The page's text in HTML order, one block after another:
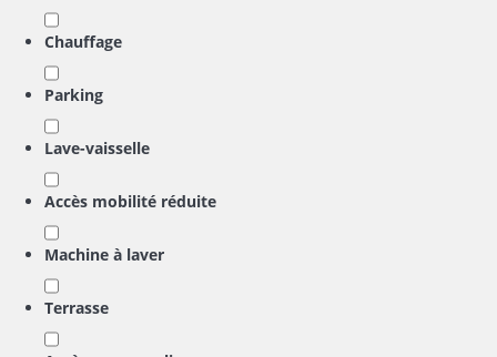
Chauffage
Parking
Lave-vaisselle
Accès mobilité réduite
Machine à laver
Terrasse